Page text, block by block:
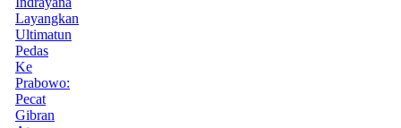
Layangkan
Ultimatun
Pedas
Ke
Prabowo:
Pecat
Gibran